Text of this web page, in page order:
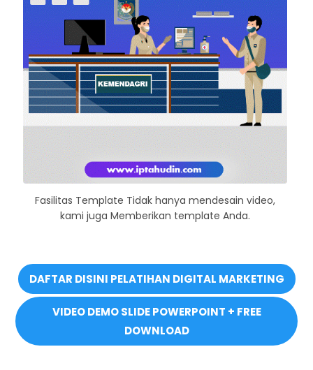
Fasilitas Template Tidak hanya mendesain video,
kami juga Memberikan template Anda.
DAFTAR DISINI PELATIHAN DIGITAL MARKETING
VIDEO DEMO SLIDE POWERPOINT + FREE
DOWNLOAD